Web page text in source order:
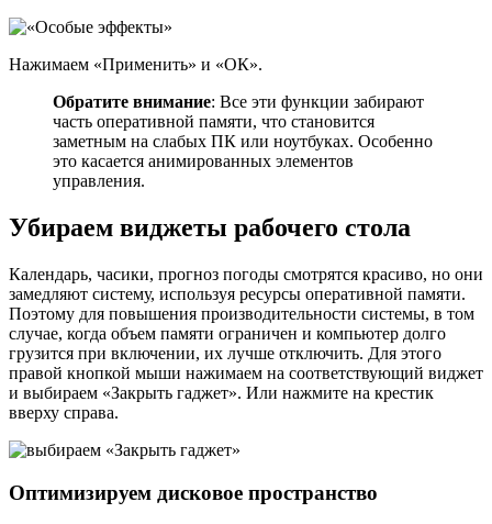
Нажимаем «Применить» и «ОК».
Обратите внимание: Все эти функции забирают
часть оперативной памяти, что становится
заметным на слабых ПК или ноутбуках. Особенно
это касается анимированных элементов
управления.
Убираем виджеты рабочего стола
Календарь, часики, прогноз погоды смотрятся красиво, но они
замедляют систему, используя ресурсы оперативной памяти.
Поэтому для повышения производительности системы, в том
случае, когда объем памяти ограничен и компьютер долго
грузится при включении, их лучше отключить. Для этого
правой кнопкой мыши нажимаем на соответствующий виджет
и выбираем «Закрыть гаджет». Или нажмите на крестик
вверху справа.
Оптимизируем дисковое пространство